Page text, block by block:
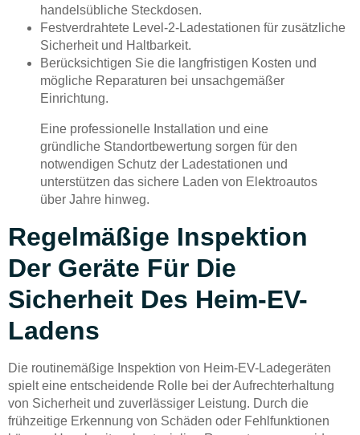
handelsübliche Steckdosen.
Festverdrahtete Level-2-Ladestationen für zusätzliche
Sicherheit und Haltbarkeit.
Berücksichtigen Sie die langfristigen Kosten und
mögliche Reparaturen bei unsachgemäßer
Einrichtung.
Eine professionelle Installation und eine
gründliche Standortbewertung sorgen für den
notwendigen Schutz der Ladestationen und
unterstützen das sichere Laden von Elektroautos
über Jahre hinweg.
Regelmäßige Inspektion
Der Geräte Für Die
Sicherheit Des Heim-EV-
Ladens
Die routinemäßige Inspektion von Heim-EV-Ladegeräten
spielt eine entscheidende Rolle bei der Aufrechterhaltung
von Sicherheit und zuverlässiger Leistung. Durch die
frühzeitige Erkennung von Schäden oder Fehlfunktionen